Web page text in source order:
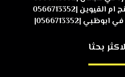
|0566713352
|0566713352|
بحثا